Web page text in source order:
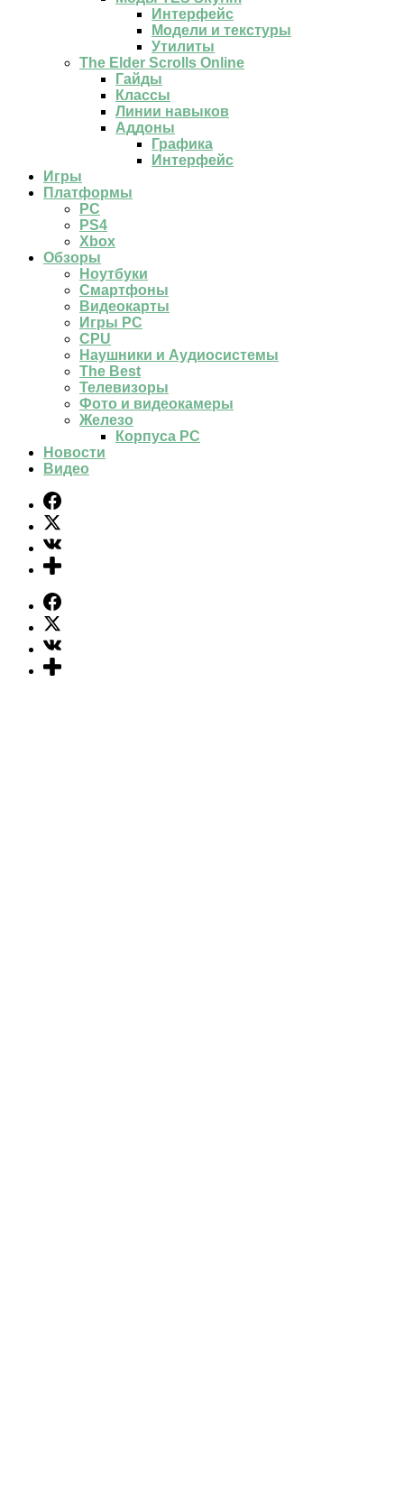
Интерфейс
Модели и текстуры
Утилиты
The Elder Scrolls Online
Гайды
Классы
Линии навыков
Аддоны
Графика
Интерфейс
Игры
Платформы
PC
PS4
Xbox
Обзоры
Ноутбуки
Смартфоны
Видеокарты
Игры PC
CPU
Наушники и Аудиосистемы
The Best
Телевизоры
Фото и видеокамеры
Железо
Корпуса PC
Новости
Видео